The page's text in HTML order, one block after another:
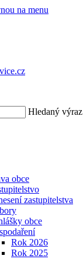
na menu
Hledaný výraz
obce
zastupitelstva
obce
Rok 2026
Rok 2025